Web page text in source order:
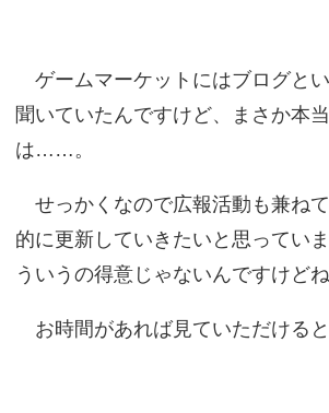
ゲームマーケットにはブログと
聞いていたんですけど、まさか本
は……。
せっかくなので広報活動も兼ね
的に更新していきたいと思ってい
ういうの得意じゃないんですけどね
お時間があれば見ていただけると